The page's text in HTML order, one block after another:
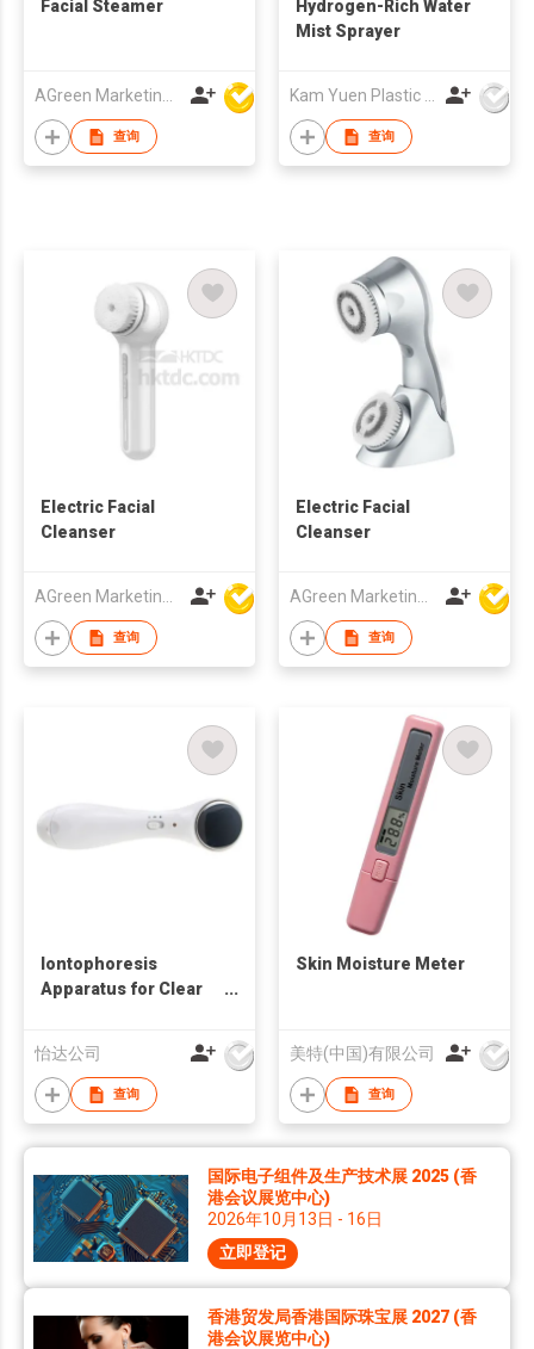
Facial Steamer
查询
Hydrogen-Rich Water
Mist Sprayer
查询
Electric Facial
Cleanser
查询
Electric Facial
Cleanser
查询
Iontophoresis
Apparatus for Clear
怡达公司
查询
Skin Moisture Meter
美特(中国)有限公司
查询
国际电子组件及生产技术展 2025 (香
港会议展览中心)
2026年10月13日 - 16日
立即登记
香港贸发局香港国际珠宝展 2027 (香
港会议展览中心)